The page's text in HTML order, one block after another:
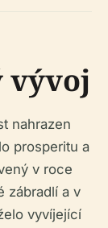
nahrazen
prosperitu a
v roce
zábradlí a v
vyvíjející